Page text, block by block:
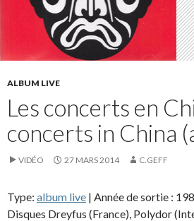
ALBUM LIVE
Les concerts en
concerts in China
VIDÉO 27 MARS 2014 C.GEFF
Type: album live | Année de sortie :
Disques Dreyfus (France), Polydor